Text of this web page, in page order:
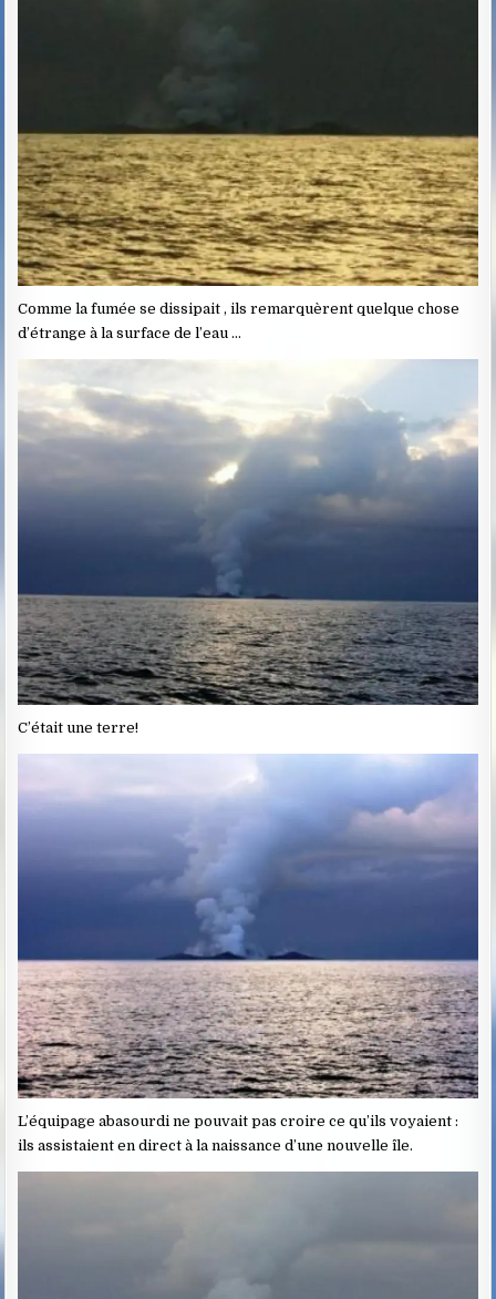
Comme la fumée se dissipait , ils remarquèrent quelque chose
d’étrange à la surface de l’eau …
C’était une terre!
L’équipage abasourdi ne pouvait pas croire ce qu’ils voyaient :
ils assistaient en direct à la naissance d’une nouvelle île.